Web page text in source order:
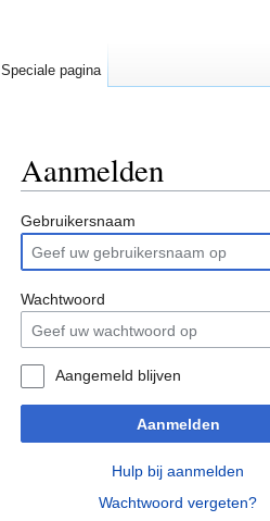
Aanmelden
Gebruikersnaam
Wachtwoord
Aangemeld blijven
Aanmelden
Hulp bij aanmelden
Wachtwoord vergeten?
Speciale pagina